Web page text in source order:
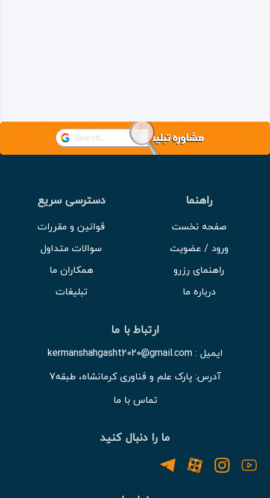
راهنما
صفحه نخست
ورود / عضویت
راهنمای رزرو
درباره ما
دسترسی سریع
قوانین و مقررات
سوالات متداول
همکاران ما
تبلیغات
ارتباط با ما
ایمیل : kermanshahgasht2020@gmail.com
آدرس: پارک علم و فناوری کرمانشاه، طبقه7
تماس با ما
ما را دنبال کنید